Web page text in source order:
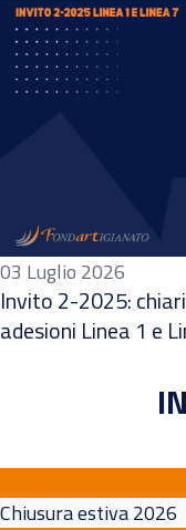
03 Luglio 2026
Invito 2-2025:
adesioni Linea 1 e
Chiusura estiva 2026